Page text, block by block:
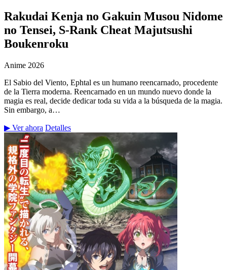
Rakudai Kenja no Gakuin Musou Nidome
no Tensei, S-Rank Cheat Majutsushi
Boukenroku
Anime 2026
El Sabio del Viento, Ephtal es un humano reencarnado, procedente
de la Tierra moderna. Reencarnado en un mundo nuevo donde la
magia es real, decide dedicar toda su vida a la búsqueda de la magia.
Sin embargo, a…
▶ Ver ahora Detalles